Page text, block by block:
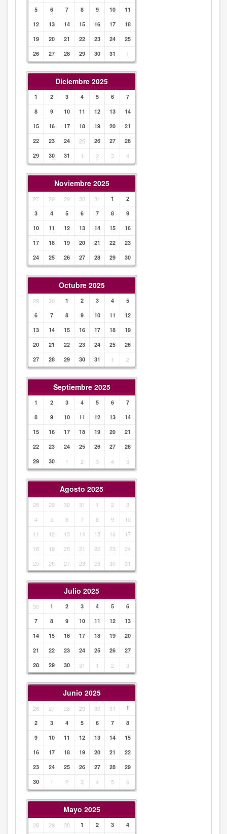
5
6 7 8 9 10
11
12
13 14 15 16 17
18
19
20 21 22 23 24
25
26
27 28 29 30 31 1
Diciembre 2025
1 2 3 4 5 6
7
8
9 10 11 12 13
14
15
16 17 18 19 20
21
22
23 24 25 26 27
28
29
30 31 1 2 3 4
Noviembre 2025
27 29 29 30 31 1
2
3
4 5 6 7 8
9
10
11 12 13 14 15
16
17
18 19 20 21 22
23
24
25 26 27 28 29 30
Octubre 2025
29 30 1 2 3 4
5
6
7 8 9 10 11
12
13
14 15 16 17 18
19
20
21 22 23 24 25
26
27
28 29 30 31 1 2
Septiembre 2025
1 2 3 4 5 6
7
8
9 10 11 12 13
14
15
16 17 18 19 20
21
22
23 24 25 26 27
28
29
30 1 2 3 4 5
Agosto 2025
28 29 30 31 1 2
3
4
5 6 7 8 9
10
11
12 13 14 15 16
17
18
19 20 21 22 23
24
25
26 27 28 29 30 31
Julio 2025
30 1 2 3 4 5
6
7
8 9 10 11 12
13
14
15 16 17 18 19
20
21
22 23 24 25 26
27
28
29 30 31 1 2 3
Junio 2025
26 27 28 29 30 31
1
2
3 4 5 6 7
8
9
10 11 12 13 14
15
16
17 18 19 20 21
22
23
24 25 26 27 28
29
30
1 2 3 4 5 6
Mayo 2025
28 29 30 1 2 3 4